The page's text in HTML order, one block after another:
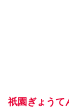
祇園ぎょうて